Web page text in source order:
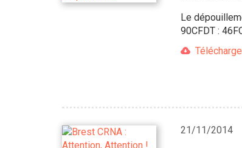
Le
90CFDT :
21/11/2014